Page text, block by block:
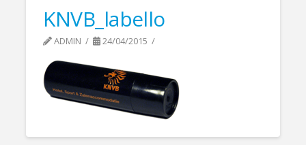
KNVB_labello
ADMIN 24/04/2015